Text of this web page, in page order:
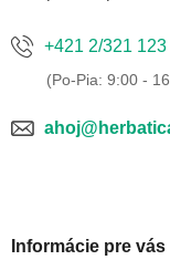
+421 2/321 123
Informácie pre vás